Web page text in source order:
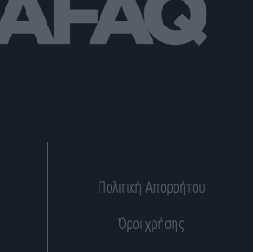
Πολιτική Απορρήτου
Όροι χρήσης